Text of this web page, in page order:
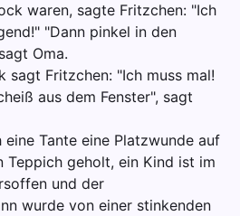
waren, sagte Fritzchen: "Ich
"Dann pinkel in den
Oma.
sagt Fritzchen: "Ich muss mal!
aus dem Fenster", sagt
eine Tante eine Platzwunde auf
Teppich geholt, ein Kind ist im
und der
wurde von einer stinkenden